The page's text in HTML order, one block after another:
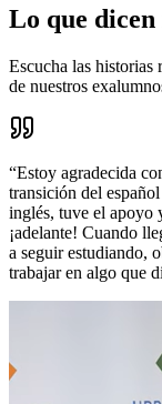
Lo que dicen
Escucha las historias
de nuestros
“Estoy agradecida
transición del
inglés, tuve el apoyo
¡adelante! Cuando
a seguir estudiando,
trabajar en algo que